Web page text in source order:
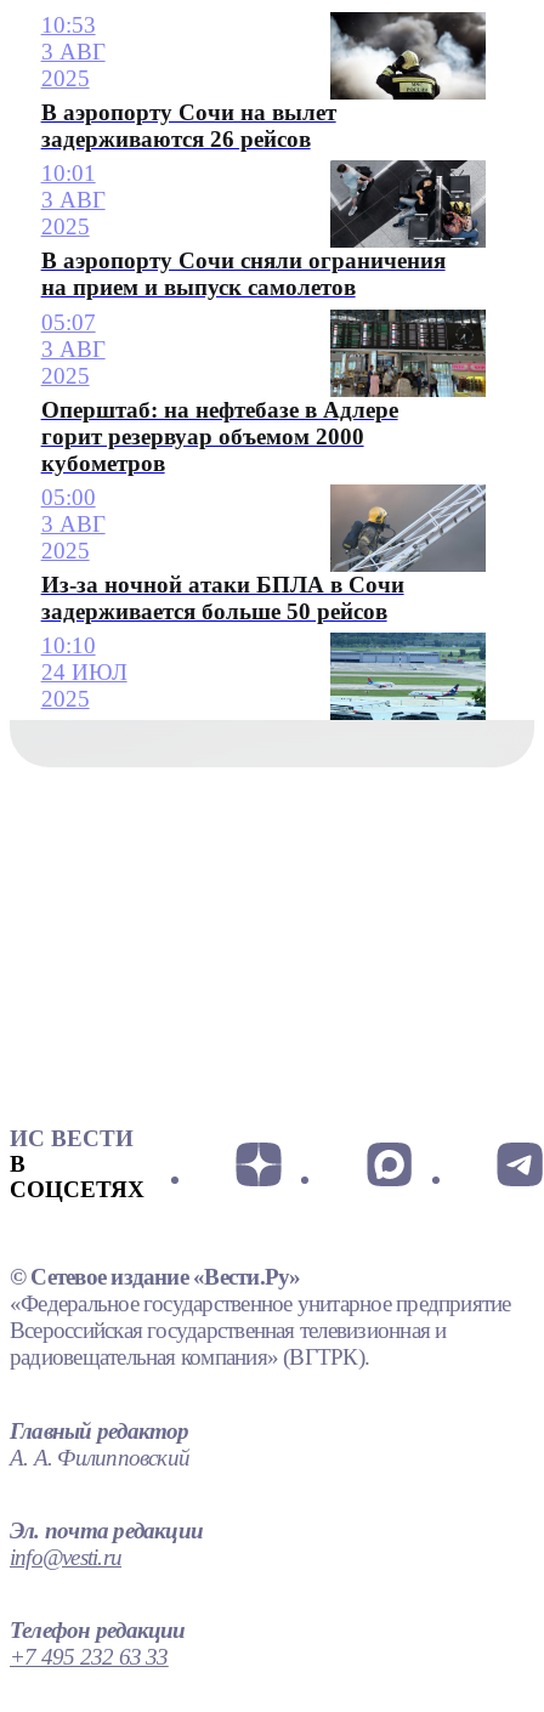
10:53
3 АВГ
2025
В аэропорту Сочи на вылет
задерживаются 26 рейсов
10:01
3 АВГ
2025
В аэропорту Сочи сняли ограничения
на прием и выпуск самолетов
05:07
3 АВГ
2025
Оперштаб: на нефтебазе в Адлере
горит резервуар объемом 2000
кубометров
05:00
3 АВГ
2025
Из-за ночной атаки БПЛА в Сочи
задерживается больше 50 рейсов
10:10
24 ИЮЛ
2025
ИС ВЕСТИ
В
СОЦСЕТЯХ
© Сетевое издание «Вести.Ру»
«Федеральное государственное унитарное предприятие
Всероссийская государственная телевизионная и
радиовещательная компания» (ВГТРК).
Главный редактор
А. А. Филипповский
Эл. почта редакции
info@vesti.ru
Телефон редакции
+7 495 232 63 33